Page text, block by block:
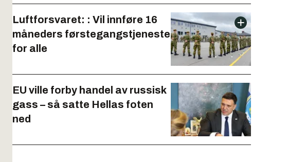
Luftforsvaret: : Vil innføre 16
måneders førstegangstjeneste
for alle
EU ville forby handel av russisk
gass – så satte Hellas foten
ned